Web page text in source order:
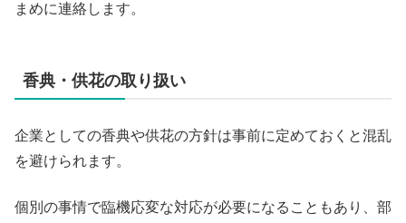
まめに連絡します。
香典・供花の取り扱い
企業としての香典や供花の方針は事前に定めておくと混乱
を避けられます。
個別の事情で臨機応変な対応が必要になることもあり、部